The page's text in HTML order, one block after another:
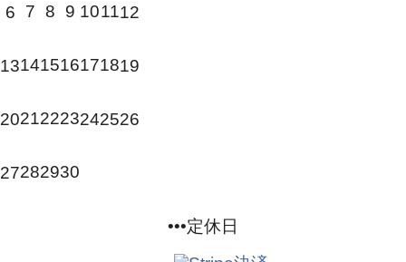
6 7 8 9 101112
13141516171819
20212223242526
27282930
•••定休日